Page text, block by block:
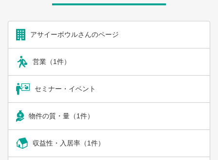
アサイーボウルさんのページ
営業（1件）
セミナー・イベント
物件の質・量（1件）
収益性・入居率（1件）